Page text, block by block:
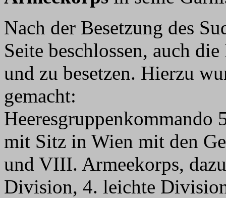
Nach der Besetzung des
Seite beschlossen, auch
und zu besetzen. Hierzu
gemacht:
Heeresgruppenkommando
mit Sitz in Wien mit den
und VIII. Armeekorps,
Division, 4. leichte